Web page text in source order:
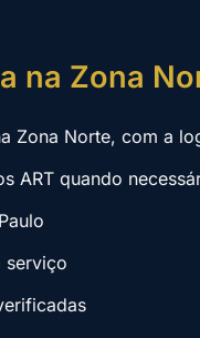
na Zona
Zona Norte, com a
ART quando
serviço